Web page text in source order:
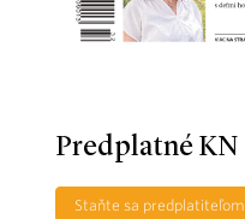
Predplatné KN
Staňte sa predplatiteľom